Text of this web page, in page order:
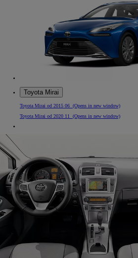
Toyota Mirai
Toyota Mirai od 2015 06 (Opens in new window)
Toyota Mirai od 2020 11
(Opens in new window)